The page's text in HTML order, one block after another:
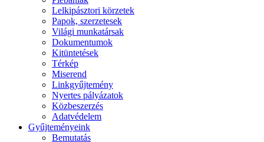
Lelkipásztori körzetek
Papok, szerzetesek
Világi munkatársak
Dokumentumok
Kitüntetések
Térkép
Miserend
Linkgyűjtemény
Nyertes pályázatok
Közbeszerzés
Adatvédelem
Gyűjteményeink
Bemutatás